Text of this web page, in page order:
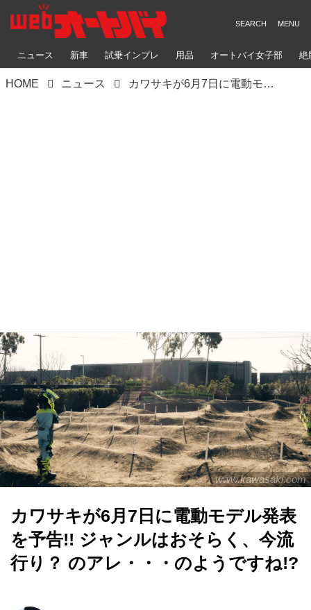
ニュース 新車 試乗インプレ 用品 オートバイ女子部 絶
HOME ニュース カワサキが6月7日に電動モデル発表を予告!! ジャンルはおそらく、今流行り？ のアレ・・・のようですね!?
www.kawasaki.com
カワサキが6月7日に電動モデル発表
を予告!! ジャンルはおそらく、今流
行り？ のアレ・・・のようですね!?